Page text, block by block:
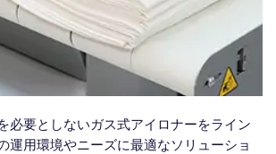
必要としないガス式アイロナーをライン
運用環境やニーズに最適なソリューショ